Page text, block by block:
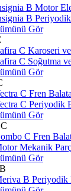
B Motor
B
Gör
C Karoseri
C Soğutma
Gör
C Fren
C Periyodik
Gör
C Fren
Mekanik
Gör
B Periyodik